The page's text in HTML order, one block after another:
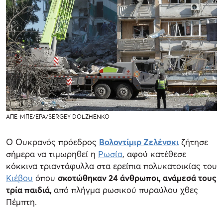
ΑΠΕ-ΜΠΕ/EPA/SERGEY DOLZHENKO
Ο Ουκρανός πρόεδρος Βολοντίμιρ Ζελένσκι ζήτησε
σήμερα να τιμωρηθεί η Ρωσία, αφού κατέθεσε
κόκκινα τριαντάφυλλα στα ερείπια πολυκατοικίας του
Κιέβου όπου σκοτώθηκαν 24 άνθρωποι, ανάμεσά τους
τρία παιδιά, από πλήγμα ρωσικού πυραύλου χθες
Πέμπτη.